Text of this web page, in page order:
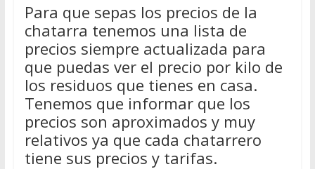
Para que sepas los precios de la
chatarra tenemos una lista de
precios siempre actualizada para
que puedas ver el precio por kilo de
los residuos que tienes en casa.
Tenemos que informar que los
precios son aproximados y muy
relativos ya que cada chatarrero
tiene sus precios y tarifas.